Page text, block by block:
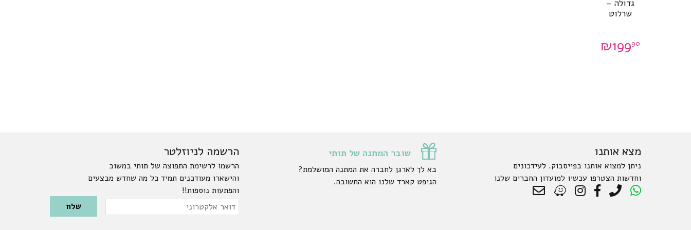
גדולה –
שרלוט
₪19990
מצא אותנו
ניתן למצוא אותנו בפייסבוק. לעידכונים
וחדשות הצטרפו עכשיו למועדון החברים שלנו
שובר המתנה של תותי
בא לך לארגן לחברה את המתנה המושלמת?
הגיפט קארד שלנו הוא התשובה.
הרשמה לניוזלטר
הרשמו לרשימת התפוצה של תותי במשוב
והישארו מעודכנים תמיד כל מה שחדש מבצעים
והפתעות נוספות!!
Please leave this field empty.
דואר